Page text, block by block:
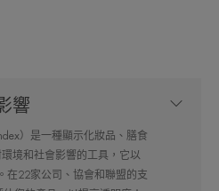
不致粉刺，旨在最大限度
是嬰兒、兒童和成人皮膚
響
）是一種顯示化妝品、膳食
境和社會影響的工具，它以
在22家公司、協會和聯盟的支